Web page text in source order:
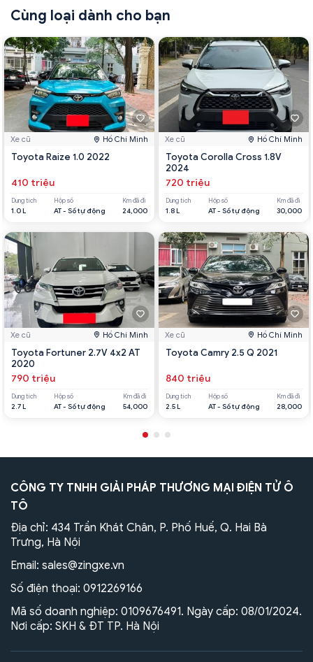
Cùng loại dành cho bạn
Xe cũ Hồ Chí Minh
Toyota Raize 1.0 2022
410 triệu
Dung tích
1.0 L
Hộp số
AT - Số tự động
Km đã đi
24,000
Xe cũ Hồ Chí Minh
Toyota Fortuner 2.7V 4x2 AT
2020
790 triệu
Dung tích
2.7 L
Hộp số
AT - Số tự động
Km đã đi
54,000
Xe cũ Hồ Chí Minh
Toyota Corolla Cross 1.8V
2024
720 triệu
Dung tích
1.8 L
Hộp số
AT - Số tự động
Km đã đi
30,000
Xe cũ Hồ Chí Minh
Toyota Camry 2.5 Q 2021
840 triệu
Dung tích
2.5 L
Hộp số
AT - Số tự động
Km đã đi
28,000
CÔNG TY TNHH GIẢI PHÁP THƯƠNG MẠI ĐIỆN TỬ Ô
TÔ
Địa chỉ: 434 Trần Khát Chân, P. Phố Huế, Q. Hai Bà
Trưng, Hà Nội
Email: sales@zingxe.vn
Số điện thoại: 0912269166
Mã số doanh nghiệp: 0109676491. Ngày cấp: 08/01/2024.
Nơi cấp: SKH & ĐT TP. Hà Nội